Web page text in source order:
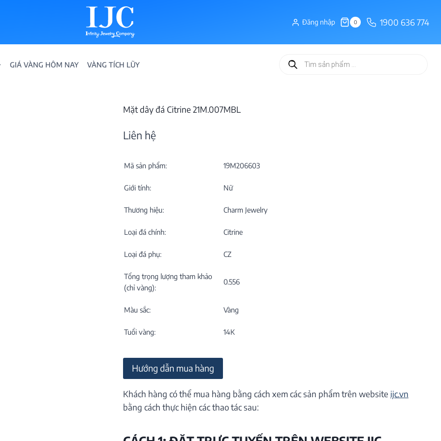
Đăng nhập 0 1900 636 774
GIÁ VÀNG HÔM NAY VÀNG TÍCH LŨY
Tìm
kiếm
Mặt dây đá Citrine 21M.007MBL
Liên hệ
Mã sản phẩm: 19M206603
Giới tính: Nữ
Thương hiệu: Charm Jewelry
Loại đá chính: Citrine
Loại đá phụ: CZ
Tổng trọng lượng tham khảo
(chỉ vàng):
0.556
Màu sắc: Vàng
Tuổi vàng: 14K
Hướng dẫn mua hàng
Khách hàng có thể mua hàng bằng cách xem các sản phẩm trên website ijc.vn
bằng cách thực hiện các thao tác sau: